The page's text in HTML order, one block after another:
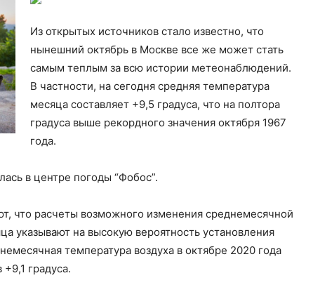
Из открытых источников стало известно, что
нынешний октябрь в Москве все же может стать
самым теплым за всю истории метеонаблюдений.
В частности, на сегодня средняя температура
месяца составляет +9,5 градуса, что на полтора
градуса выше рекордного значения октября 1967
года.
в центре погоды “Фобос”.
что расчеты возможного изменения среднемесячной
указывают на высокую вероятность установления
температура воздуха в октябре 2020 года
градуса.